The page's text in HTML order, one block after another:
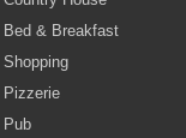
Bed & Breakfast
Shopping
Pizzerie
Pub